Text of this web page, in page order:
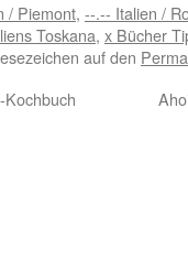
/ Piemont, --.-- Italien /
Toskana, x Bücher
auf den
Kochbuch